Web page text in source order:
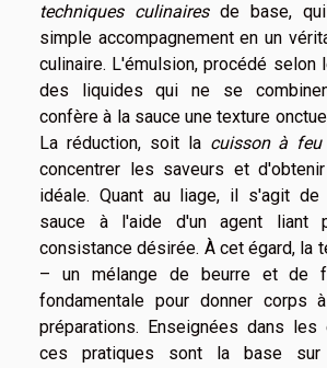
techniques culinairesde base, qui
simple accompagnement en un
culinaire. L'émulsion, procédé selon
des liquides qui ne se
confère à la sauce une texture
La réduction, soit la cuisson à feu
concentrer les saveurs et
idéale. Quant au liage, il s'agit
sauce à l'aide d'un agent liant
consistance désirée. À cet égard, la
– un mélange de beurre et de
fondamentale pour donner corps
préparations. Enseignées dans les
ces pratiques sont la base sur